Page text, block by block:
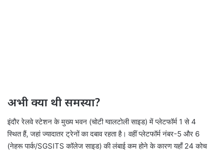
अभी क्या थी समस्या?
इंदौर रेलवे स्टेशन के मुख्य भवन (चोटी ग्वालटोली साइड) में प्लेटफॉर्म 1 से 4
स्थित हैं, जहां ज्यादातर ट्रेनों का दबाव रहता है। वहीं प्लेटफॉर्म नंबर-5 और 6
(नेहरू पार्क/SGSITS कॉलेज साइड) की लंबाई कम होने के कारण यहाँ 24 कोच